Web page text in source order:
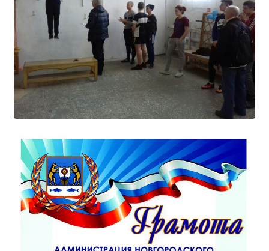
Вакантные места для приёма (перевода)
Международное сотрудничество
Организация питания в образовательной
УЧЕБНАЯ РАБОТА
Расписание занятий
Заочное отделение
Локальные акты
ВОСПИТАТЕЛЬНАЯ РАБОТА
Безопасность на железной дороге
ГТО
Дополнительное образование
Информационная безопасность